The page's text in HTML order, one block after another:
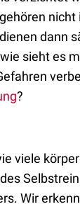
nicht
dann
sieht es
?
viele
Wir